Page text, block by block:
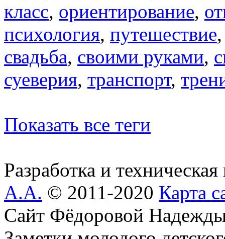
класс, ориентирование,
психология, путешествие
свадьба, своими руками,
суеверия, транспорт,
Показать все теги
Разработка и
А.А. © 2011-2020 Карта
Сайт Фёдоровой